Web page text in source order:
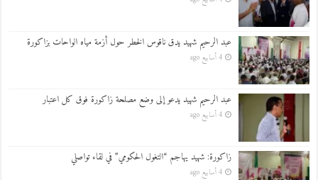
عبد الرحيم شهيد يدق ناقوس الخطر حول أزمة مياه الواحات بزاكورة
4 أسابيع ago
عبد الرحيم شهيد يدعو إلى وضع مصلحة زاكورة فوق كل اعتبار
4 أسابيع ago
زاكورة: شهيد يهاجم “التغول الحكومي” في لقاء تواصلي
4 أسابيع ago